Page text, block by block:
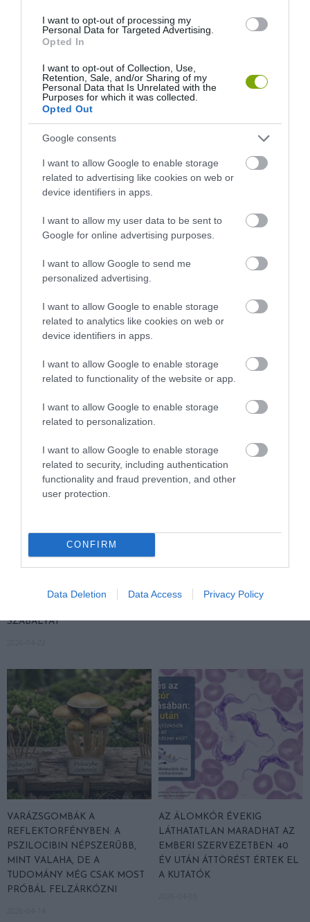
I want to opt-out of processing my
Personal Data for Targeted Advertising.
Opted In
I want to opt-out of Collection, Use,
Retention, Sale, and/or Sharing of my
Personal Data that Is Unrelated with the
Purposes for which it was collected.
Opted Out
Google consents
I want to allow Google to enable storage
related to advertising like cookies on web or
device identifiers in apps.
I want to allow my user data to be sent to
Google for online advertising purposes.
I want to allow Google to send me
personalized advertising.
I want to allow Google to enable storage
related to analytics like cookies on web or
device identifiers in apps.
I want to allow Google to enable storage
related to functionality of the website or app.
I want to allow Google to enable storage
related to personalization.
I want to allow Google to enable storage
related to security, including authentication
functionality and fraud prevention, and other
user protection.
CONFIRM
Data Deletion Data Access Privacy Policy
EGY ELSÜLLYEDT HAJÓ
A RUHA, AMELY TÚLÉLTE A
TENGERT
2026-06-29
EGY ORVOS A VÉGSŐKIG
SEGÍTENI PRÓBÁLT
DAVID ATTENBOROUGH 100
MEGTANÍTOTTA A VILÁGNAK,
HOGYAN KELL NÉZNI A
TERMÉSZETET
2026-05-08
AZ OKOZTA A RÁKOT
VÉGE LEHET A
TRANSZPLANTÁCIÓS
AZ ORVOSLÁS EGYIK
SZABÁLYÁT
AUDHD: AMIKOR AZ AUTIZMUS
VARÁZSGOMBÁK A
REFLEKTORFÉNYBEN: A
PSZILOCIBIN NÉPSZERŰBB,
MINT VALAHA, DE A
TUDOMÁNY MÉG CSAK MOST
PRÓBÁL FELZÁRKÓZNI
AZ ÁLOMKÓR ÉVEKIG
LÁTHATATLAN MARADHAT AZ
EMBERI SZERVEZETBEN: 40
ÉV UTÁN ÁTTÖRÉST ÉRTEK EL
A KUTATÓK